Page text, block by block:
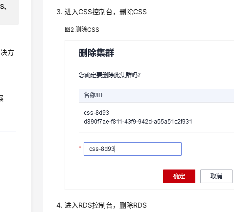
方
进入CSS控制台，删除CSS
图2删除CSS
进入RDS控制台，删除RDS